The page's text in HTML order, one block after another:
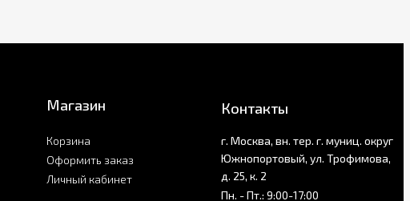
Магазин
Корзина
Оформить заказ
Личный кабинет
Контакты
г. Москва, вн. тер. г. муниц. округ
Южнопортовый, ул. Трофимова,
д. 25, к. 2
Пн. - Пт.: 9:00-17:00